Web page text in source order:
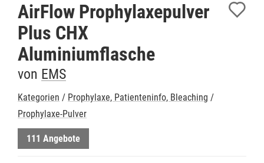
AirFlow Prophylaxepulver
Plus CHX
Aluminiumflasche
von EMS
Kategorien / Prophylaxe, Patienteninfo, Bleaching /
Prophylaxe-Pulver
111 Angebote